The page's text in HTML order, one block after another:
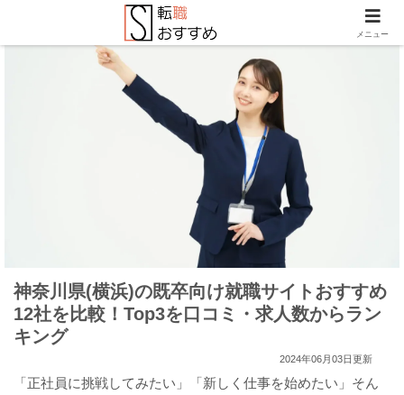
神奈川県(横浜)の既卒向け就職サイトおすすめ
12社を比較！Top3を口コミ・求人数からラン
キング
2024年06月03日更新
「正社員に挑戦してみたい」「新しく仕事を始めたい」そん
メニュー